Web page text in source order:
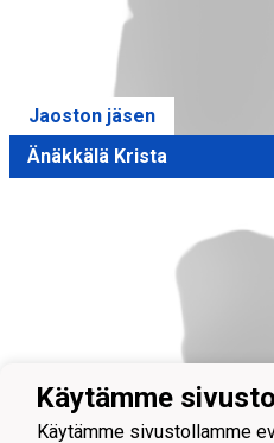
Jaoston jäsen
Änäkkälä Krista
Käytämme
Käytämme sivustollamme